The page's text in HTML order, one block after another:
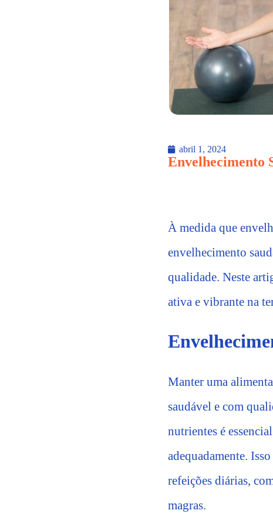
abril 1, 2024
Envelhecimento
À medida que
envelhecimento
qualidade. Neste
ativa e vibrante na
Manter uma
saudável e com
nutrientes é
adequadamente.
refeições diárias,
magras.